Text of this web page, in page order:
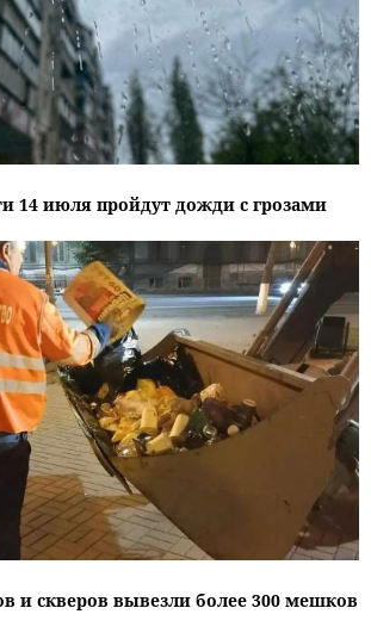
14 июля пройдут дожди с грозами
и скверов вывезли более 300 мешков